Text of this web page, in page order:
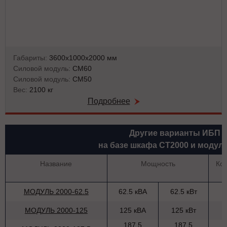
Габариты: 3600х1000х2000 мм
Силовой модуль: СМ60
Силовой модуль: СМ50
Вес: 2100 кг
Подробнее
Другие варианты ИБП
на базе шкафа СТ2000 и
Название Мощность
МОДУЛЬ 2000-62.5 62.5 кВА 62.5 кВт
МОДУЛЬ 2000-125 125 кВА 125 кВт
187.5 187.5